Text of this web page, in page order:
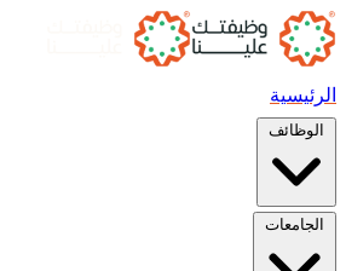
الرئيسية
الوظائف
الجامعات